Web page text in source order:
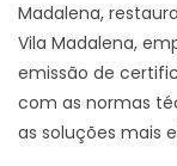
Madalena,
Vila Madalena,
emissão de
com as normas
as soluções mais